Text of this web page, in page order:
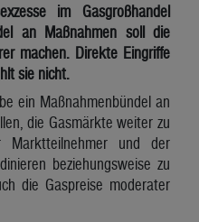
im Gasgroßhandel
an Maßnahmen soll die
machen. Direkte Eingriffe
sie nicht.
ein Maßnahmenbündel an
die Gasmärkte weiter zu
Marktteilnehmer und der
beziehungsweise zu
die Gaspreise moderater